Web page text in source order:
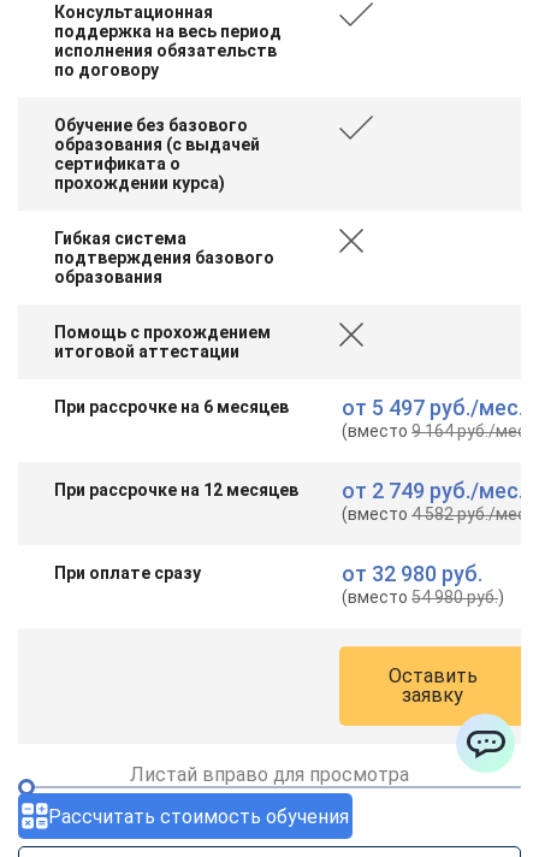
Рассчитать стоимость обучения
Консультационная
поддержка на весь период
исполнения обязательств
по договору
Обучение без базового
образования (с выдачей
сертификата о
прохождении курса)
Гибкая система
подтверждения базового
образования
Помощь с прохождением
итоговой аттестации
При рассрочке на 6 месяцев от 5 497 руб./мес.
(вместо9 164 руб./мес.
При рассрочке на 12 месяцев от 2 749 руб./мес.
(вместо4 582 руб./мес.
При оплате сразу от 32 980 руб.
(вместо54 980 руб.)
Оставить
заявку
Листай вправо для просмотра
Vkontakte EMail
ChatApp